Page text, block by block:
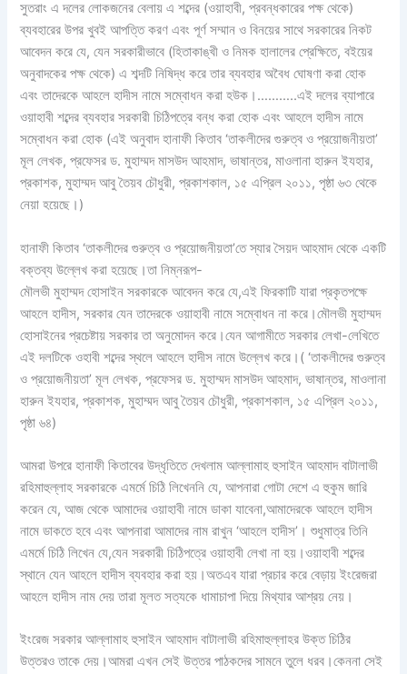
সুতরাং এ দলের লোকজনের বেলায় এ শব্দের (ওয়াহাবী, প্রবন্ধকারের পক্ষ থেকে)
ব্যবহারের উপর খুবই আপত্তি করণ এবং পূর্ণ সম্মান ও বিনয়ের সাথে সরকারের নিকট
আবেদন করে যে, যেন সরকারীভাবে (হিতাকাঙ্খী ও নিমক হালালের প্রেক্ষিতে, বইয়ের
অনুবাদকের পক্ষ থেকে) এ শব্দটি নিষিদ্ধ করে তার ব্যবহার অবৈধ ঘোষণা করা হোক
এবং তাদেরকে আহলে হাদীস নামে সম্বোধন করা হউক।………..এই দলের ব্যাপারে
ওয়াহাবী শব্দের ব্যবহার সরকারী চিঠিপত্রে বন্ধ করা হোক এবং আহলে হাদীস নামে
সম্বোধন করা হোক (এই অনুবাদ হানাফী কিতাব ‘তাকলীদের গুরুত্ব ও প্রয়োজনীয়তা’
মূল লেখক, প্রফেসর ড. মুহাম্মদ মাসউদ আহমাদ, ভাষান্তর, মাওলানা হারুন ইযহার,
প্রকাশক, মুহাম্মদ আবু তৈয়ব চৌধুরী, প্রকাশকাল, ১৫ এপ্রিল ২০১১, পৃষ্ঠা ৬৩ থেকে
নেয়া হয়েছে।)
হানাফী কিতাব ‘তাকলীদের গুরুত্ব ও প্রয়োজনীয়তা’তে স্যার সৈয়দ আহমাদ থেকে একটি
বক্তব্য উল্লেখ করা হয়েছে।তা নিম্নরূপ-
মৌলভী মুহাম্মদ হোসাইন সরকারকে আবেদন করে যে,এই ফিরকাটি যারা প্রকৃতপক্ষে
আহলে হাদীস, সরকার যেন তাদেরকে ওয়াহাবী নামে সম্বোধন না করে।মৌলভী মুহাম্মদ
হোসাইনের প্রচেষ্টায় সরকার তা অনুমোদন করে।যেন আগামীতে সরকার লেখা-লেখিতে
এই দলটিকে ওহাবী শব্দের স্থলে আহলে হাদীস নামে উল্লেখ করে।( ‘তাকলীদের গুরুত্ব
ও প্রয়োজনীয়তা’ মূল লেখক, প্রফেসর ড. মুহাম্মদ মাসউদ আহমাদ, ভাষান্তর, মাওলানা
হারুন ইযহার, প্রকাশক, মুহাম্মদ আবু তৈয়ব চৌধুরী, প্রকাশকাল, ১৫ এপ্রিল ২০১১,
পৃষ্ঠা ৬৪)
আমরা উপরে হানাফী কিতাবের উদ্ধৃতিতে দেখলাম আল্লামাহ হুসাইন আহমাদ বাটালাভী
রহিমাহুল্লাহ সরকারকে এমর্মে চিঠি লিখেননি যে, আপনারা গোটা দেশে এ হুকুম জারি
করেন যে, আজ থেকে আমাদের ওয়াহাবী নামে ডাকা যাবেনা,আমাদেরকে আহলে হাদীস
নামে ডাকতে হবে এবং আপনারা আমাদের নাম রাখুন ‘আহলে হাদীস’। শুধুমাত্র তিনি
এমর্মে চিঠি লিখেন যে,যেন সরকারী চিঠিপত্রে ওয়াহাবী লেখা না হয়।ওয়াহাবী শব্দের
স্থানে যেন আহলে হাদীস ব্যবহার করা হয়।অতএব যারা প্রচার করে বেড়ায় ইংরেজরা
আহলে হাদীস নাম দেয় তারা মূলত সত্যকে ধামাচাপা দিয়ে মিথ্যার আশ্রয় নেয়।
ইংরেজ সরকার আল্লামাহ হুসাইন আহমাদ বাটালাভী রহিমাহুল্লাহর উক্ত চিঠির
উত্তরও তাকে দেয়।আমরা এখন সেই উত্তর পাঠকদের সামনে তুলে ধরব।কেননা সেই